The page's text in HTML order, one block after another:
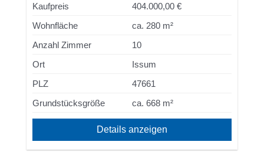
Kaufpreis
404.000,00 €
Wohnfläche
ca. 280 m²
Anzahl Zimmer
10
Ort
Issum
PLZ
47661
Grundstücksgröße
ca. 668 m²
Details anzeigen